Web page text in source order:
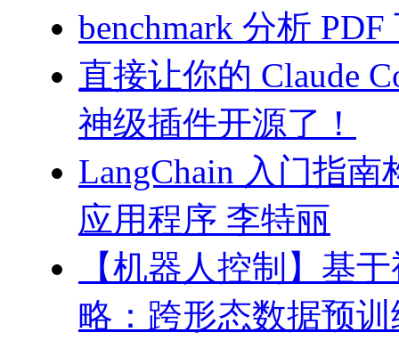
benchmark 分析 PDF
直接让你的 Claude
神级插件开源了！
LangChain 入门指
应用程序 李特丽
【机器人控制】基
略：跨形态数据预